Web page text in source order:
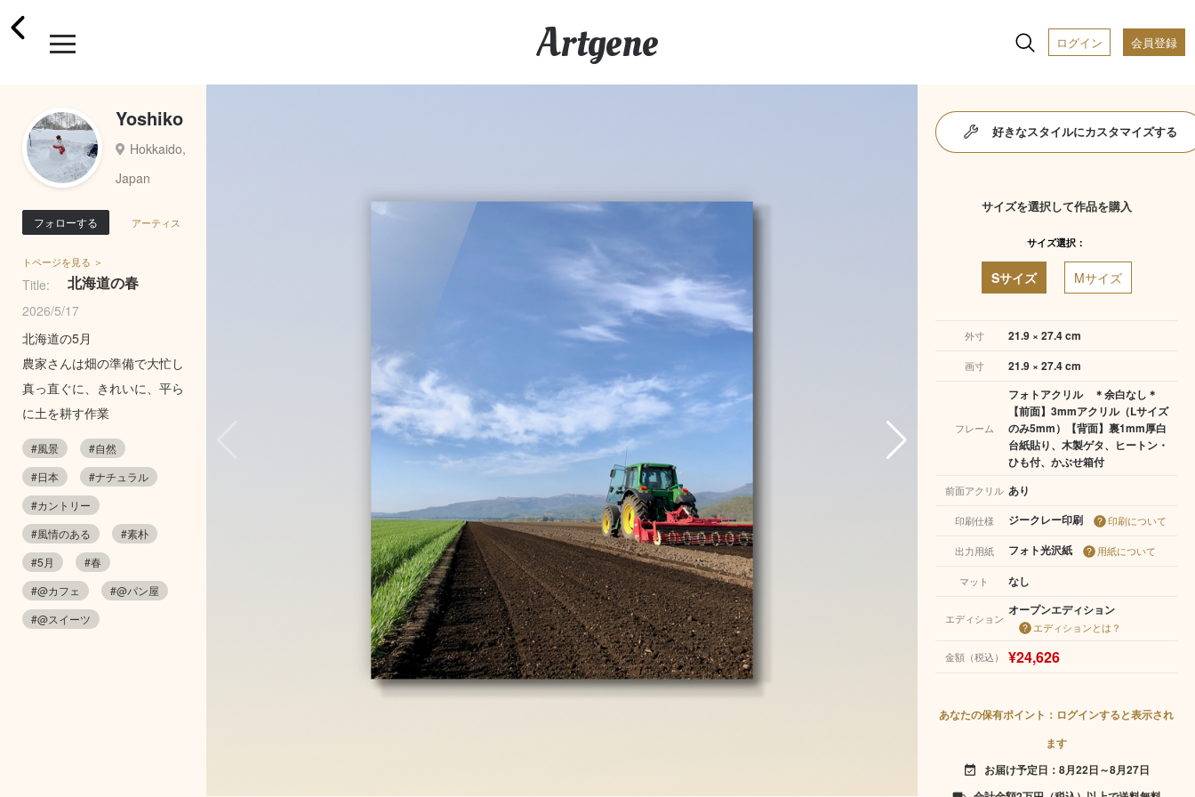
Artgene ログイン 会員登録
Yoshiko
Hokkaido,
Japan
フォローする アーティス
トページを見る ＞
Title: 北海道の春
2026/5/17
北海道の5月
農家さんは畑の準備で大忙し
真っ直ぐに、きれいに、平ら
に土を耕す作業
#風景
#自然
#日本
#ナチュラル
#カントリー
#風情のある
#素朴
#5月
#春
#@カフェ
#@パン屋
#@スイーツ
好きなスタイルにカスタマイズする
サイズを選択して作品を購入
サイズ選択：
Sサイズ Mサイズ
外寸 21.9 × 27.4 cm
画寸 21.9 × 27.4 cm
フレーム
フォトアクリル ＊余白なし＊
【前面】3mmアクリル（Lサイズ
のみ5mm）【背面】裏1mm厚白
台紙貼り、木製ゲタ、ヒートン・
ひも付、かぶせ箱付
前面アクリル あり
印刷仕様 ジークレー印刷 印刷について
出力用紙 フォト光沢紙 用紙について
マット なし
エディション
オープンエディション
エディションとは？
金額（税込） ¥24,626
あなたの保有ポイント：ログインすると表示され
ます
event_available お届け予定日：8月22日～8月27日